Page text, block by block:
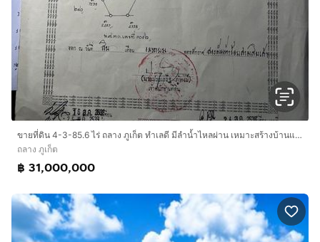
ขายที่ดิน 4-3-85.6 ไร่ ถลาง ภูเก็ต ทำเลดี มีลำน้ำไหลผ่าน เหมาะสร้างบ้านและรีสอร์ท
ถลาง ภูเก็ต
฿ 31,000,000